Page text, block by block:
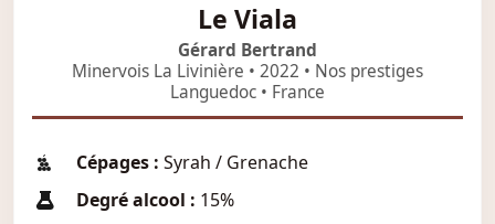
Le Viala
Gérard Bertrand
Minervois La Livinière • 2022 • Nos prestiges
Languedoc • France
Cépages : Syrah / Grenache
Degré alcool : 15%